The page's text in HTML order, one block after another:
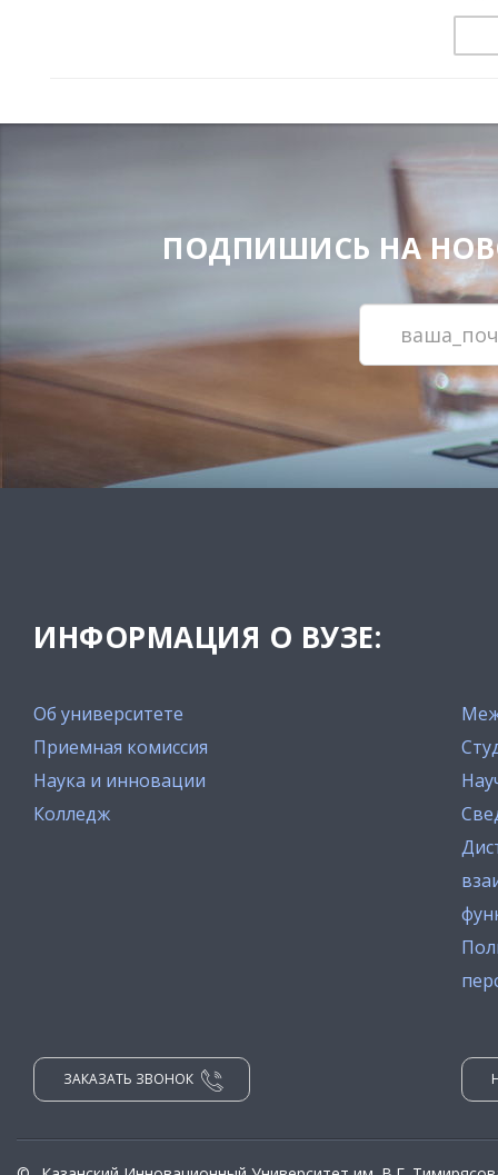
ПОДПИШИСЬ НА
ИНФОРМАЦИЯ О ВУЗЕ:
Об университете
Приемная комиссия
Наука и инновации
Колледж
ЗАКАЗАТЬ ЗВОНОК